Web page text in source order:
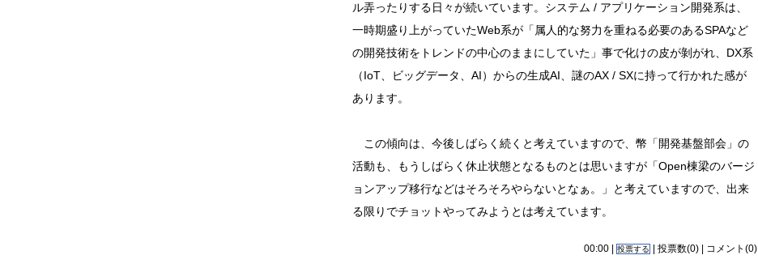
ル弄ったりする日々が続いています。システム / アプリケーション開発系は、
一時期盛り上がっていたWeb系が「属人的な努力を重ねる必要のあるSPAなど
の開発技術をトレンドの中心のままにしていた」事で化けの皮が剝がれ、DX系
（IoT、ビッグデータ、AI）からの生成AI、謎のAX / SXに持って行かれた感が
あります。
この傾向は、今後しばらく続くと考えていますので、幣「開発基盤部会」の
活動も、もうしばらく休止状態となるものとは思いますが「Open棟梁のバージ
ョンアップ移行などはそろそろやらないとなぁ。」と考えていますので、出来
る限りでチョットやってみようとは考えています。
00:00 | 投票する | 投票数(0) | コメント(0)